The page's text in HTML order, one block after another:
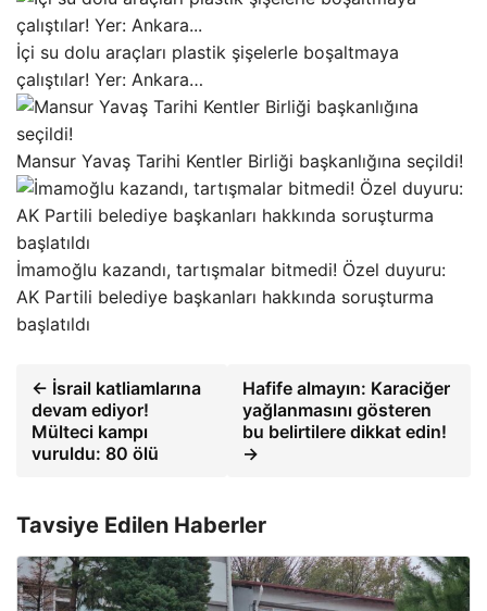
İçi su dolu araçları plastik şişelerle boşaltmaya
çalıştılar! Yer: Ankara…
Mansur Yavaş Tarihi Kentler Birliği başkanlığına seçildi!
İmamoğlu kazandı, tartışmalar bitmedi! Özel duyuru:
AK Partili belediye başkanları hakkında soruşturma
başlatıldı
← İsrail katliamlarına
devam ediyor!
Mülteci kampı
vuruldu: 80 ölü
Hafife almayın: Karaciğer
yağlanmasını gösteren
bu belirtilere dikkat edin!
→
Tavsiye Edilen Haberler